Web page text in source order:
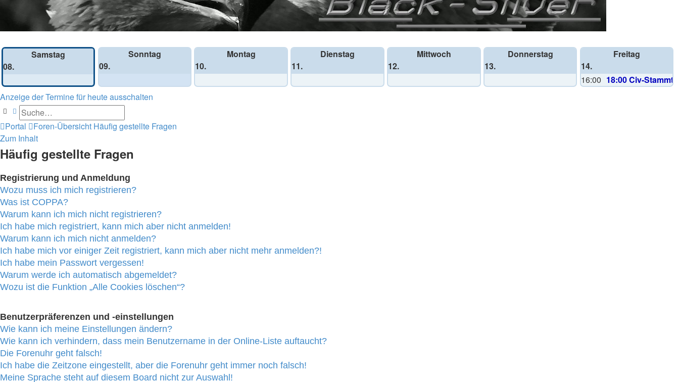
Samstag
08.
Sonntag
09.
Montag
10.
Dienstag
11.
Mittwoch
12.
Donnerstag
13.
Freitag
14.
16:00 18:00 Civ-
Anzeige der Termine für heute ausschalten
SucheErweiterte Suche
Portal Foren-Übersicht Häufig gestellte Fragen
Zum Inhalt
Häufig gestellte Fragen
Registrierung und Anmeldung
Wozu muss ich mich registrieren?
Was ist COPPA?
Warum kann ich mich nicht registrieren?
Ich habe mich registriert, kann mich aber nicht anmelden!
Warum kann ich mich nicht anmelden?
Ich habe mich vor einiger Zeit registriert, kann mich aber nicht mehr anmelden?!
Ich habe mein Passwort vergessen!
Warum werde ich automatisch abgemeldet?
Wozu ist die Funktion „Alle Cookies löschen“?
Benutzerpräferenzen und -einstellungen
Wie kann ich meine Einstellungen ändern?
Wie kann ich verhindern, dass mein Benutzername in der Online-Liste auftaucht?
Die Forenuhr geht falsch!
Ich habe die Zeitzone eingestellt, aber die Forenuhr geht immer noch falsch!
Meine Sprache steht auf diesem Board nicht zur Auswahl!